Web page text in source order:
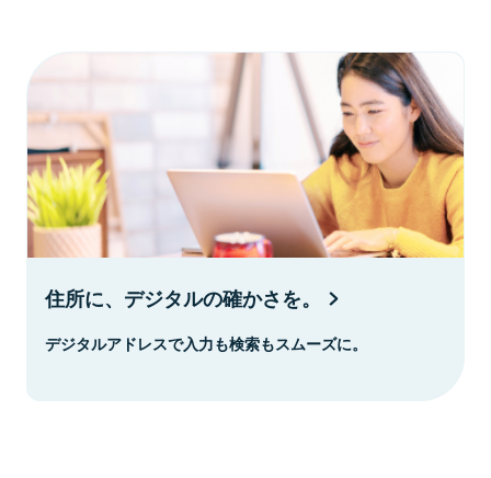
住所に、デジタルの確かさを。
デジタルアドレスで入力も検索もスムーズに。